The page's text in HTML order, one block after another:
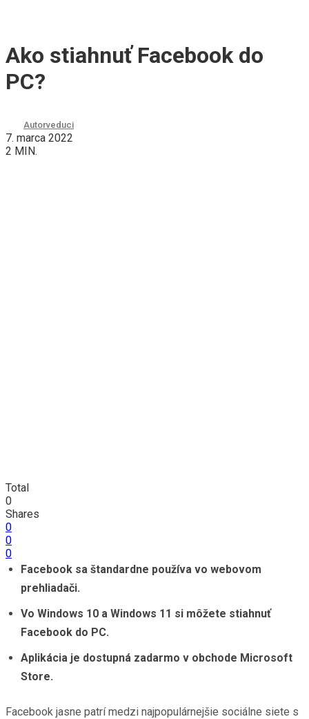
Ako stiahnuť Facebook do
PC?
Autorveduci
7. marca 2022
2 MIN.
Total
0
Shares
0
0
0
Facebook sa štandardne používa vo webovom
prehliadači.
Vo Windows 10 a Windows 11 si môžete stiahnuť
Facebook do PC.
Aplikácia je dostupná zadarmo v obchode Microsoft
Store.
Facebook jasne patrí medzi najpopulárnejšie sociálne siete s